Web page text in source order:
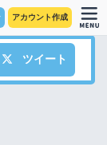
アカウント作成
ツイート